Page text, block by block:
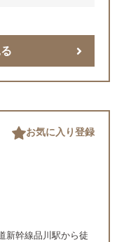
新幹線品川駅から徒
お気に入り登録